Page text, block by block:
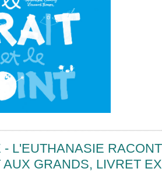
- L'EUTHANASIE
AUX GRANDS, LIVRET